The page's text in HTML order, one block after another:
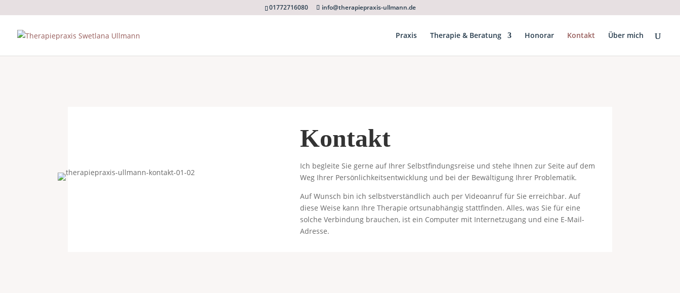
01772716080 info@therapiepraxis-ullmann.de
Praxis Therapie & Beratung Honorar Kontakt Über mich
Kontakt
Ich begleite Sie gerne auf Ihrer Selbstfindungsreise und stehe Ihnen zur Seite auf dem
Weg Ihrer Persönlichkeitsentwicklung und bei der Bewältigung Ihrer Problematik.
Auf Wunsch bin ich selbstverständlich auch per Videoanruf für Sie erreichbar. Auf
diese Weise kann Ihre Therapie ortsunabhängig stattfinden. Alles, was Sie für eine
solche Verbindung brauchen, ist ein Computer mit Internetzugang und eine E-Mail-
Adresse.